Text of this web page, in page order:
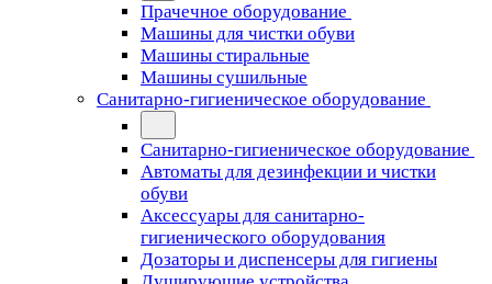
Прачечное оборудование
Машины для чистки обуви
Машины стиральные
Машины сушильные
Санитарно-гигиеническое оборудование
Санитарно-гигиеническое оборудование
Автоматы для дезинфекции и чистки
обуви
Аксессуары для санитарно-
гигиенического оборудования
Дозаторы и диспенсеры для гигиены